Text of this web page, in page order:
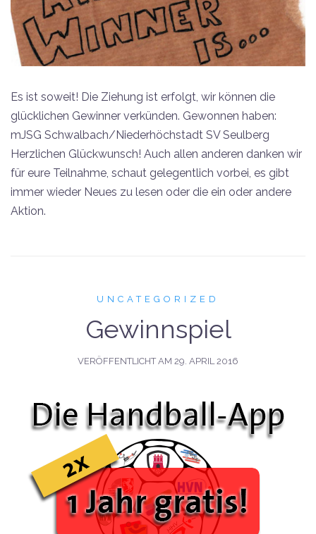
Es ist soweit! Die Ziehung ist erfolgt, wir können die
glücklichen Gewinner verkünden. Gewonnen haben:
mJSG Schwalbach/Niederhöchstadt SV Seulberg
Herzlichen Glückwunsch! Auch allen anderen danken wir
für eure Teilnahme, schaut gelegentlich vorbei, es gibt
immer wieder Neues zu lesen oder die ein oder andere
Aktion.
UNCATEGORIZED
Gewinnspiel
VERÖFFENTLICHT AM 29. APRIL 2016